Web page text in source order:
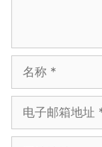
邮